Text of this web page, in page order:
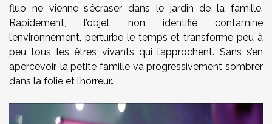
fluo ne vienne s’écraser dans le jardin de la famille.
Rapidement, l’objet non identifié contamine
l’environnement, perturbe le temps et transforme peu à
peu tous les êtres vivants qui l’approchent. Sans s’en
apercevoir, la petite famille va progressivement sombrer
dans la folie et l’horreur…